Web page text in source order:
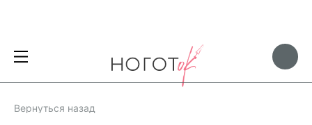
Вернуться назад